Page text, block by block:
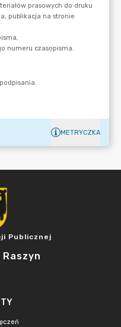
METRYCZKA
Publicznej
Raszyn